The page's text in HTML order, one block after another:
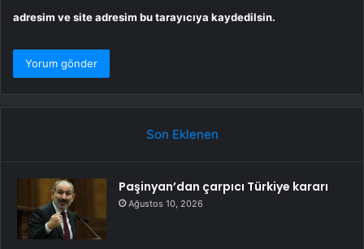
adresim ve site adresim bu tarayıcıya kaydedilsin.
Son Eklenen
Paşinyan’dan çarpıcı Türkiye kararı
Ağustos 10, 2026